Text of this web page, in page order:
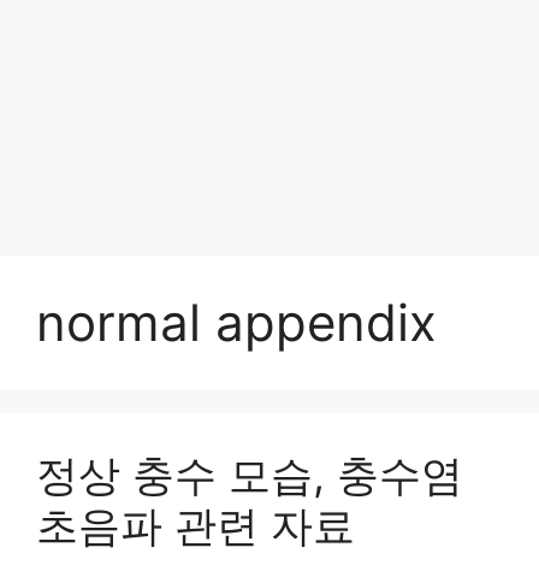
normal appendix
정상 충수 모습, 충수염
초음파 관련 자료